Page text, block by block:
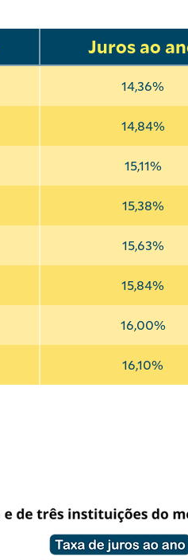
Juros ao
14,36%
14,84%
15,11%
15,38%
15,63%
15,84%
16,00%
16,10%